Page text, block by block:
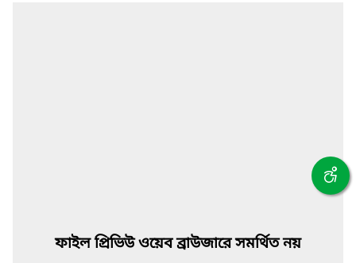
ফাইল প্রিভিউ ওয়েব ব্রাউজারে সমর্থিত নয়